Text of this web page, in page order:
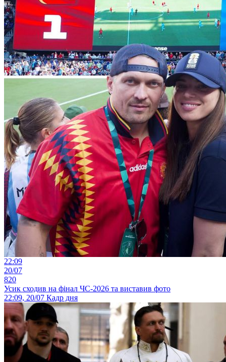
22:09
20/07
820
Усик сходив на фінал ЧС-2026 та виставив фото
22:09, 20/07 Кадр дня